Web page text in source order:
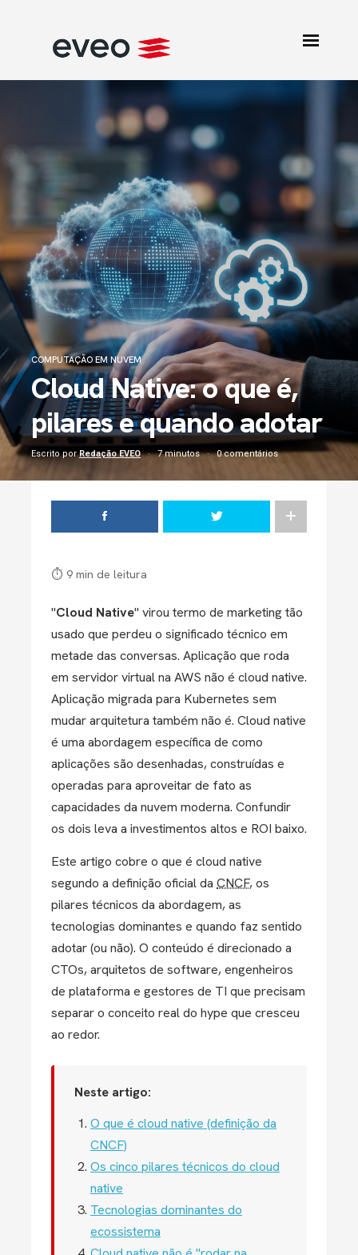
COMPUTAÇÃO EM NUVEM
Cloud Native: o que é,
pilares e quando adotar
Escrito porRedação EVEO 7 minutos 0 comentários
⏱ 9 min de leitura
"Cloud Native" virou termo de marketing tão
usado que perdeu o significado técnico em
metade das conversas. Aplicação que roda
em servidor virtual na AWS não é cloud native.
Aplicação migrada para Kubernetes sem
mudar arquitetura também não é. Cloud native
é uma abordagem específica de como
aplicações são desenhadas, construídas e
operadas para aproveitar de fato as
capacidades da nuvem moderna. Confundir
os dois leva a investimentos altos e ROI baixo.
Este artigo cobre o que é cloud native
segundo a definição oficial da CNCF, os
pilares técnicos da abordagem, as
tecnologias dominantes e quando faz sentido
adotar (ou não). O conteúdo é direcionado a
CTOs, arquitetos de software, engenheiros
de plataforma e gestores de TI que precisam
separar o conceito real do hype que cresceu
ao redor.
Neste artigo:
O que é cloud native (definição da
CNCF)
Os cinco pilares técnicos do cloud
native
Tecnologias dominantes do
ecossistema